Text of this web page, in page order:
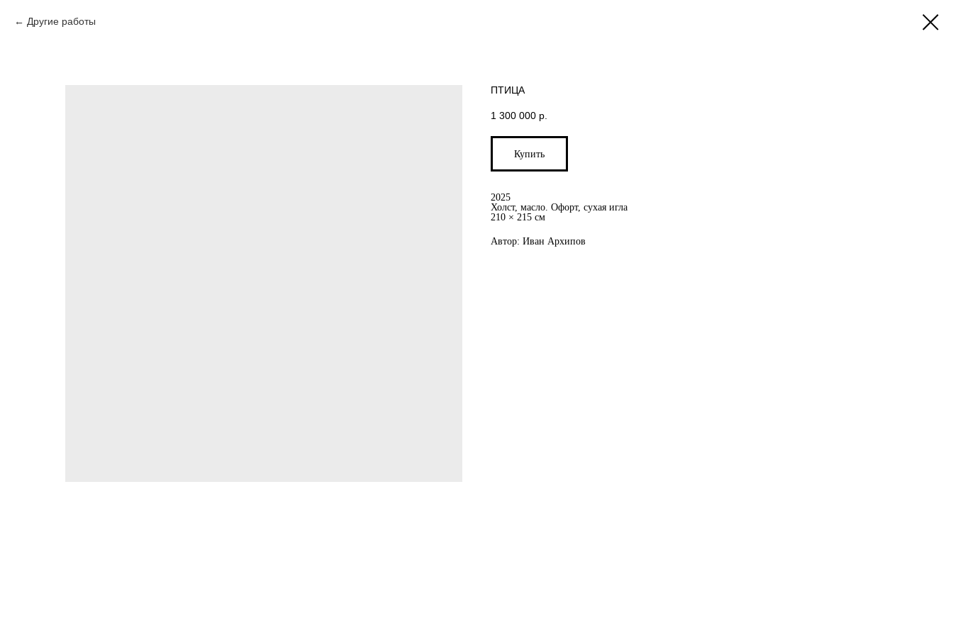
Другие работы
ПТИЦА
1 300 000 р.
Купить
2025
Холст, масло. Офорт, сухая игла
210 × 215 см
Автор: Иван Архипов